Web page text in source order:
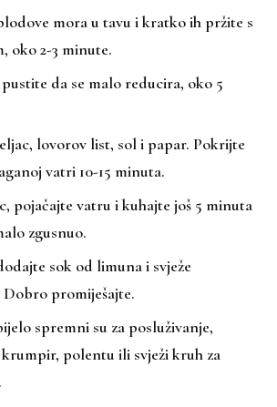
mora u tavu i kratko ih pržite s
oko 2-3 minute.
da se malo reducira, oko 5
lovorov list, sol i papar. Pokrijte
vatri 10-15 minuta.
pojačajte vatru i kuhajte još 5 minuta
zgusnuo.
sok od limuna i svježe
promiješajte.
spremni su za posluživanje,
polentu ili svježi kruh za